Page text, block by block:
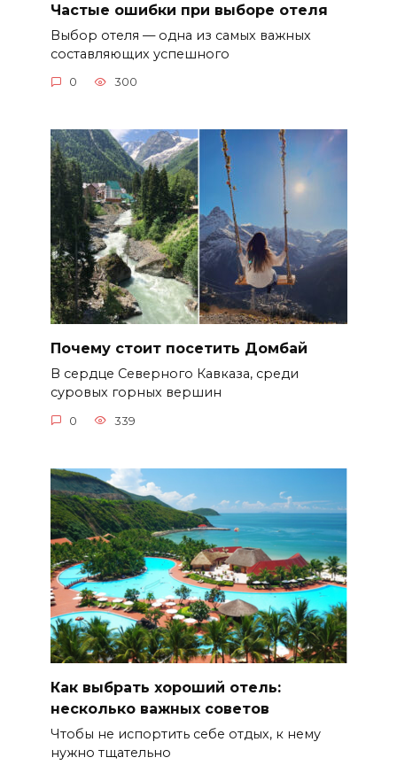
Частые ошибки при выборе отеля
Выбор отеля — одна из самых важных
составляющих успешного
0 300
Почему стоит посетить Домбай
В сердце Северного Кавказа, среди
суровых горных вершин
0 339
Как выбрать хороший отель:
несколько важных советов
Чтобы не испортить себе отдых, к нему
нужно тщательно